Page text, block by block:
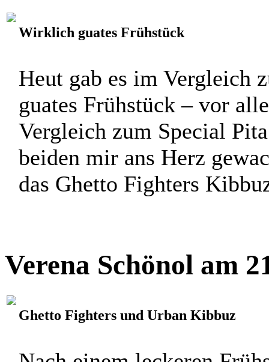
Patrick Klein am 21.
Wirklich guates Frühstück
Heut gab es im Vergleich
guates Frühstück – vor
das Ghetto Fighters
Verena Schönol am